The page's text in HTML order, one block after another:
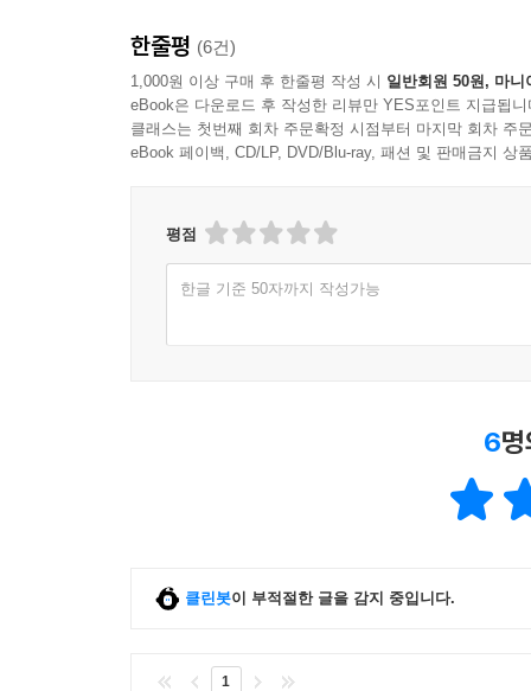
한줄평 (6건)
1,000원 이상 구매 후 한줄평 작성 시 일반회원 50원, 마니
eBook은 다운로드 후 작성한 리뷰만 YES포인트 지급됩니
클래스는 첫번째 회차 주문확정 시점부터 마지막 회차 주
eBook 페이백, CD/LP, DVD/Blu-ray, 패션 및 판매금지 상
평점
한글 기준 50자까지 작성가능
6
클린봇이 부적절한 글을 감지 중입니다.
1